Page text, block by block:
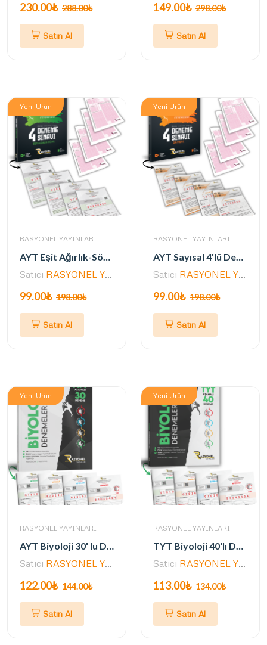
230.00₺ 288.00₺
Satın Al
149.00₺ 298.00₺
Satın Al
Yeni Ürün
RASYONEL YAYINLARI
AYT Eşit Ağırlık-Sözel 4'lü Deneme Seti (MEB ve 2025 AYT Müfredatına Uygun)
Satıcı RASYONEL YAYINLARI
99.00₺ 198.00₺
Satın Al
Yeni Ürün
RASYONEL YAYINLARI
AYT Sayısal 4'lü Deneme Seti (MEB ve 2025 AYT Müfredatına Uygun)
Satıcı RASYONEL YAYINLARI
99.00₺ 198.00₺
Satın Al
Yeni Ürün
RASYONEL YAYINLARI
AYT Biyoloji 30' lu Deneme Seti (Alpinist Serisi) (Yazarlarından Video Çözümlü)
Satıcı RASYONEL YAYINLARI
122.00₺ 144.00₺
Satın Al
Yeni Ürün
RASYONEL YAYINLARI
TYT Biyoloji 40'lı Deneme Seti (Alpinist Serisi) (Yazarlarından Video Çözümlü)
Satıcı RASYONEL YAYINLARI
113.00₺ 134.00₺
Satın Al